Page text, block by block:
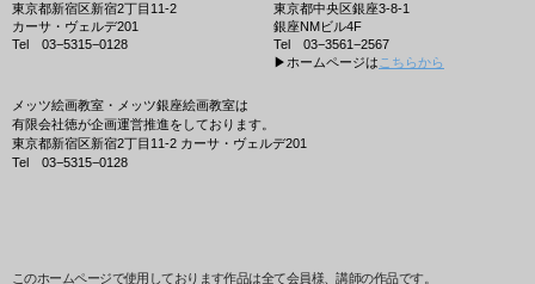
東京都新宿区新宿2丁目11-2
カーサ・ヴェルデ201
Tel 03−5315−0128
東京都中央区銀座3-8-1
銀座NMビル4F
Tel 03−3561−2567
▶︎ホームページは こちらから
メッツ絵画教室・メッツ銀座絵画教室は
有限会社徳が企画運営推進をしております。
東京都新宿区新宿2丁目11-2 カーサ・ヴェルデ201
Tel 03−5315−0128
このホームページで使用しております作品は全て会員様、講師の作品です。